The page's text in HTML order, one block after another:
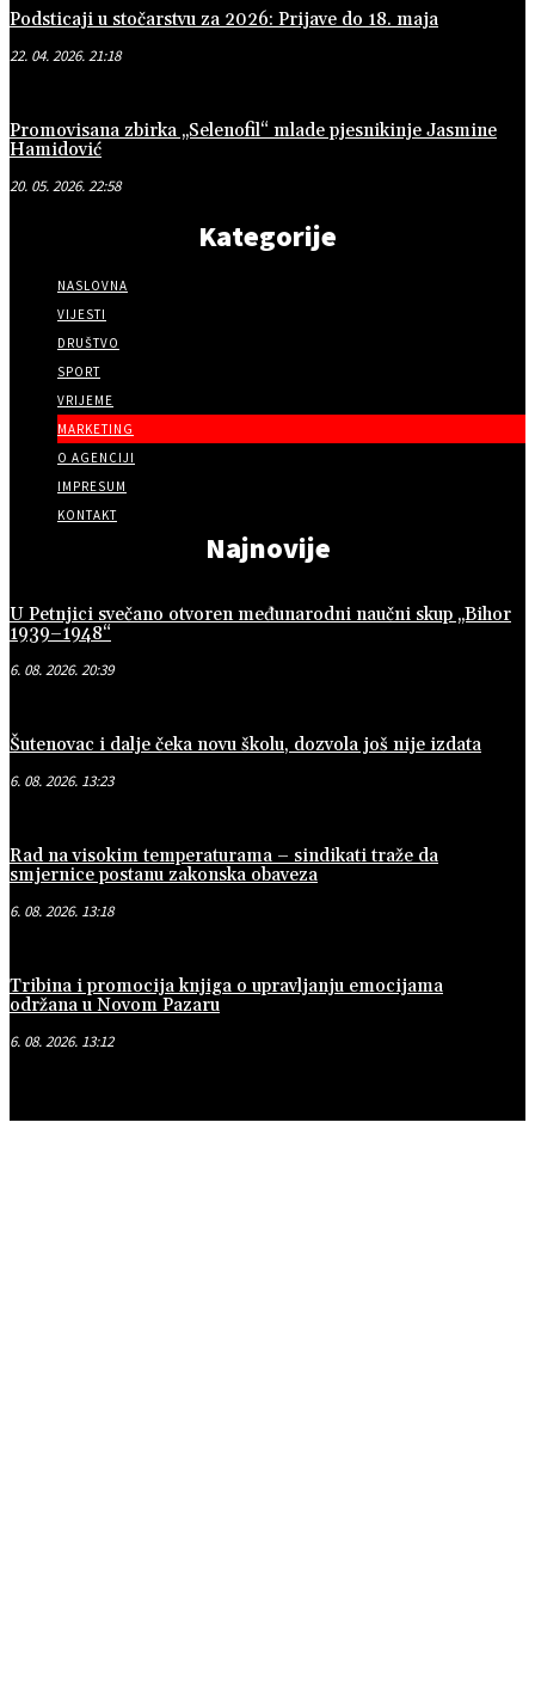
Podsticaji u stočarstvu za 2026: Prijave do 18. maja
22. 04. 2026. 21:18
Promovisana zbirka „Selenofil“ mlade pjesnikinje Jasmine
Hamidović
20. 05. 2026. 22:58
Kategorije
NASLOVNA
VIJESTI
DRUŠTVO
SPORT
VRIJEME
MARKETING
O AGENCIJI
IMPRESUM
KONTAKT
Najnovije
U Petnjici svečano otvoren međunarodni naučni skup „Bihor
1939–1948“
6. 08. 2026. 20:39
Šutenovac i dalje čeka novu školu, dozvola još nije izdata
6. 08. 2026. 13:23
Rad na visokim temperaturama – sindikati traže da
smjernice postanu zakonska obaveza
6. 08. 2026. 13:18
Tribina i promocija knjiga o upravljanju emocijama
održana u Novom Pazaru
6. 08. 2026. 13:12